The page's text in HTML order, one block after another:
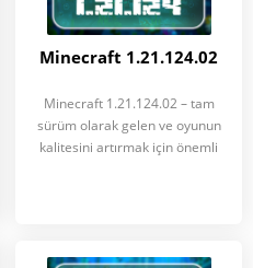
Minecraft 1.21.124.02
Minecraft 1.21.124.02 – tam
sürüm olarak gelen ve oyunun
kalitesini artırmak için önemli